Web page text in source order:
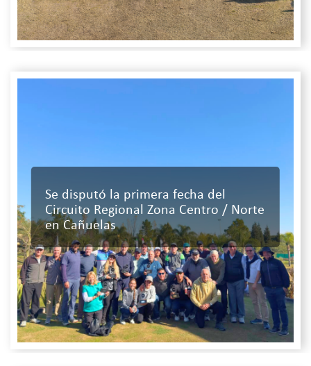
Se disputó la primera fecha del
Circuito Regional Zona Centro / Norte
en Cañuelas